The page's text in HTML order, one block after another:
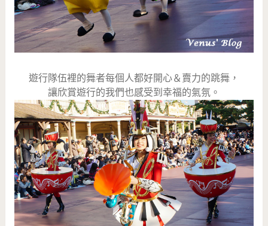
遊行隊伍裡的舞者每個人都好開心＆賣力的跳舞，
讓欣賞遊行的我們也感受到幸福的氣氛。